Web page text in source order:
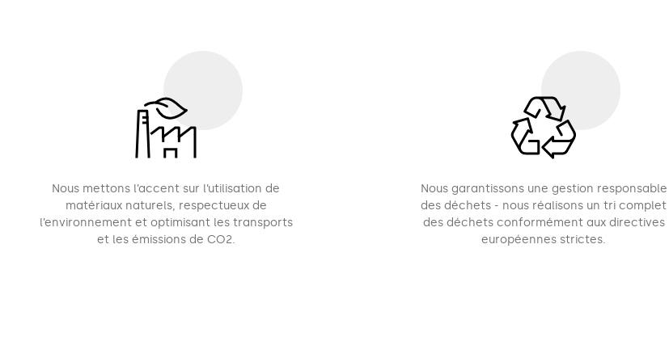
Nous mettons l’accent sur l’utilisation de
matériaux naturels, respectueux de
l’environnement et optimisant les transports
et les émissions de CO2.
Nous garantissons une gestion responsable
des déchets - nous réalisons un tri complet
des déchets conformément aux directives
européennes strictes.